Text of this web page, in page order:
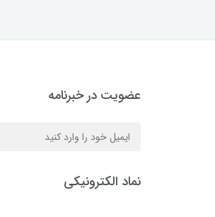
عضویت در خبرنامه
نماد الکترونیکی